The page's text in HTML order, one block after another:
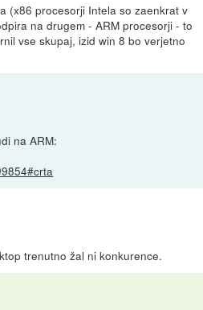
(x86 procesorji Intela so zaenkrat v
na drugem - ARM procesorji - to
vse skupaj, izid win 8 bo verjetno
na ARM:
trenutno žal ni konkurence.